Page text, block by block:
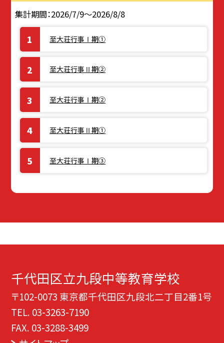
集計期間：2026/7/9～2026/8/8
至大荘行事Ⅰ期①
至大荘行事Ⅱ期②
至大荘行事Ⅰ期②
至大荘行事Ⅱ期①
至大荘行事Ⅰ期③
千代田区立九段中等教育学校
〒102-0073 東京都千代田区九段北二丁目2番1号
TEL. 03-3263-7190
FAX. 03-3288-3499